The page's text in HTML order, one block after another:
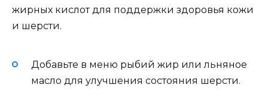
жирных кислот для поддержки здоровья кожи
и шерсти.
Добавьте в меню рыбий жир или льняное
масло для улучшения состояния шерсти.